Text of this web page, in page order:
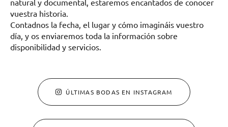
natural y documental, estaremos encantados de conocer
vuestra historia.
Contadnos la fecha, el lugar y cómo imagináis vuestro
día, y os enviaremos toda la información sobre
disponibilidad y servicios.
ÚLTIMAS BODAS EN INSTAGRAM